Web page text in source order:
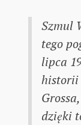
Szmul
tego
lipca
historii
dzięki